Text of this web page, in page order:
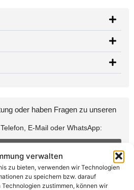
verwalten
zu bieten, verwenden wir Technologien
zu speichern bzw. darauf
zustimmen, können wir
oder haben Fragen zu unseren
E-Mail oder WhatsApp:
WhatsApp